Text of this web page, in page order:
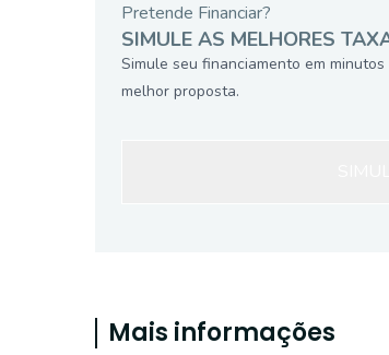
Pretende Financiar?
SIMULE AS MELHORES
Simule seu financiamento em
melhor proposta.
Mais informações